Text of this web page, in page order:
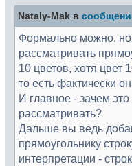
Nataly-Mak в
Формально можно, но
рассматривать
10 цветов, хотя цвет
то есть фактически
И главное - зачем
рассматривать?
Дальше вы ведь
прямоугольнику
интерпретации -